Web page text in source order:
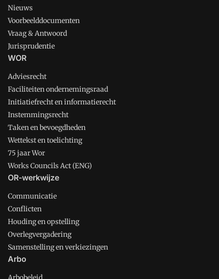
Nieuws
Voorbeelddocumenten
Vraag & Antwoord
Jurisprudentie
WOR
Adviesrecht
Faciliteiten ondernemingsraad
Initiatiefrecht en informatierecht
Instemmingsrecht
Taken en bevoegdheden
Wettekst en toelichting
75 jaar Wor
Works Councils Act (ENG)
OR-werkwijze
Communicatie
Conflicten
Houding en opstelling
Overlegvergadering
Samenstelling en verkiezingen
Arbo